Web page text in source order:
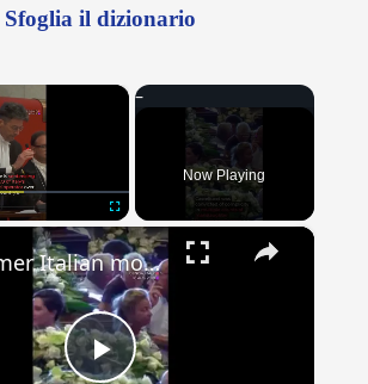
Sfoglia il dizionario
×
Fullscreen
Now Playing
×
Former Italian motorway chief sentenced over bridge collapse